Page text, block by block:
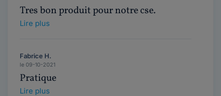
Tres bon produit pour notre cse.
Lire plus
Fabrice H.
le 09-10-2021
Pratique
Lire plus